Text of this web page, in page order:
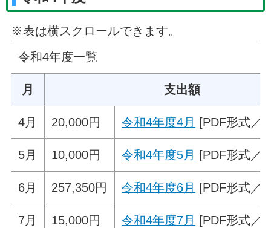
※表は横スクロールできます。
令和4年度一覧
月 支出額
4月 20,000円 令和4年度4月 [PDF形式／
5月 10,000円 令和4年度5月 [PDF形式／
6月 257,350円 令和4年度6月 [PDF形式／
7月 15,000円 令和4年度7月 [PDF形式／